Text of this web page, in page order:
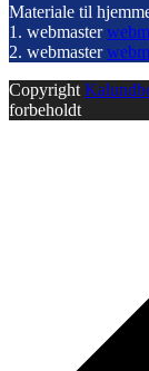
Materiale til
1. webmaster
2. webmaster
Copyright
forbeholdt